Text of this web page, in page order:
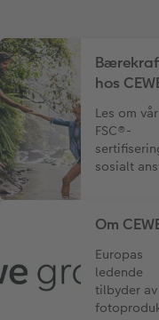
hos
Les om vår
FSC®-
sosialt
Om
Europas
ledende
tilbyder av